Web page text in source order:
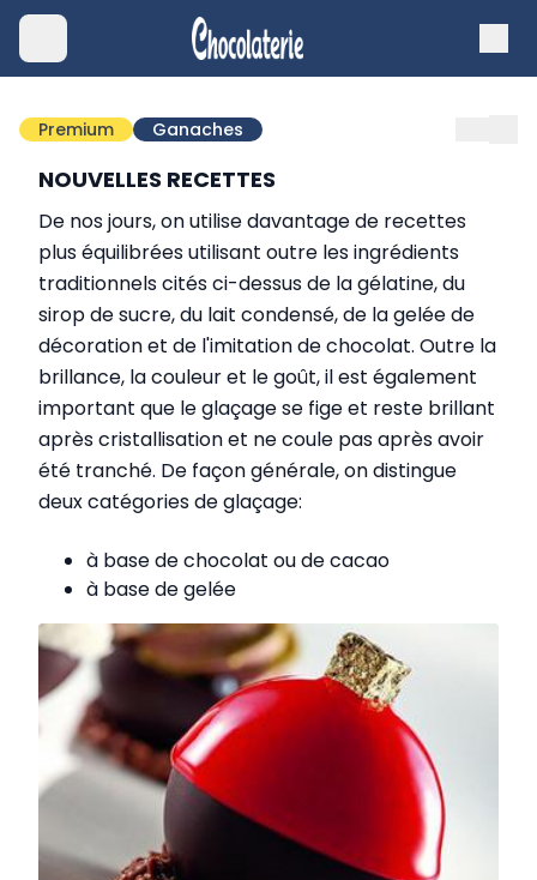
Premium Ganaches
NOUVELLES RECETTES
De nos jours, on utilise davantage de recettes
plus équilibrées utilisant outre les ingrédients
traditionnels cités ci-dessus de la gélatine, du
sirop de sucre, du lait condensé, de la gelée de
décoration et de l'imitation de chocolat. Outre la
brillance, la couleur et le goût, il est également
important que le glaçage se fige et reste brillant
après cristallisation et ne coule pas après avoir
été tranché. De façon générale, on distingue
deux catégories de glaçage:
à base de chocolat ou de cacao
à base de gelée